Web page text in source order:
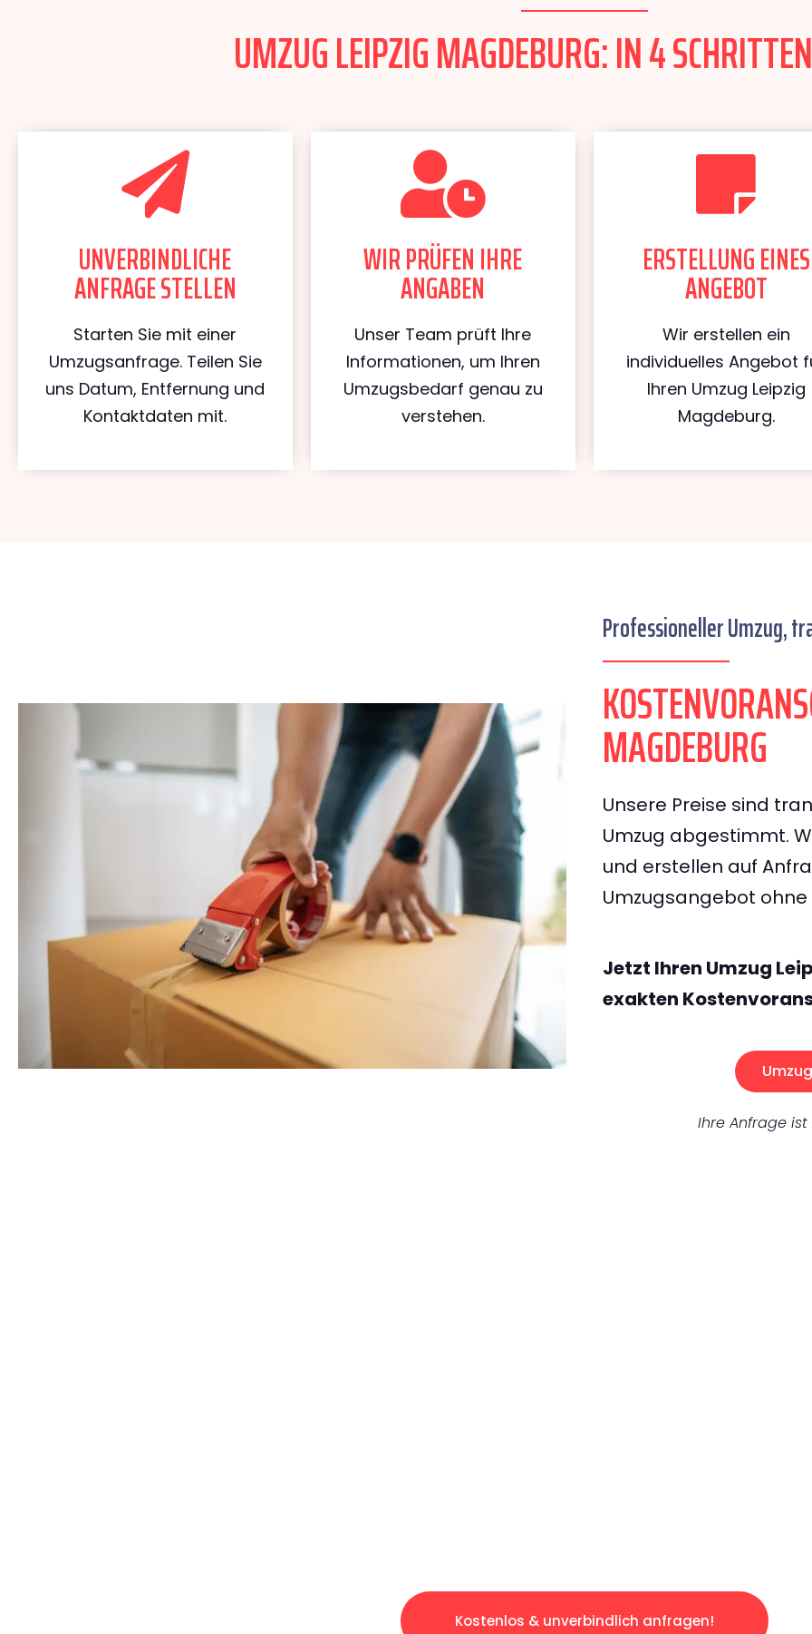
UMZUG LEIPZIG MAGDEBURG: IN 4
UNVERBINDLICHE
ANFRAGE STELLEN
Starten Sie mit einer
Umzugsanfrage. Teilen Sie
uns Datum, Entfernung und
Kontaktdaten mit.
WIR PRÜFEN IHRE
ANGABEN
Unser Team prüft Ihre
Informationen, um Ihren
Umzugsbedarf genau zu
verstehen.
ERSTELLUNG EINES
ANGEBOT
Wir erstellen ein
individuelles Angebot
Ihren Umzug Leipzig
Magdeburg.
Professioneller Umzug,
MAGDEBURG
Unsere Preise sind
Umzug abgestimmt.
und erstellen auf
Umzugsangebot
Jetzt Ihren Umzug
exakten
Ihre Anfrage ist
Kostenlos & unverbindlich anfragen!